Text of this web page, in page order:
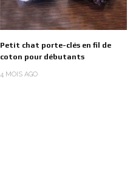
Petit chat porte-clés en fil de
coton pour débutants
4 MOIS AGO